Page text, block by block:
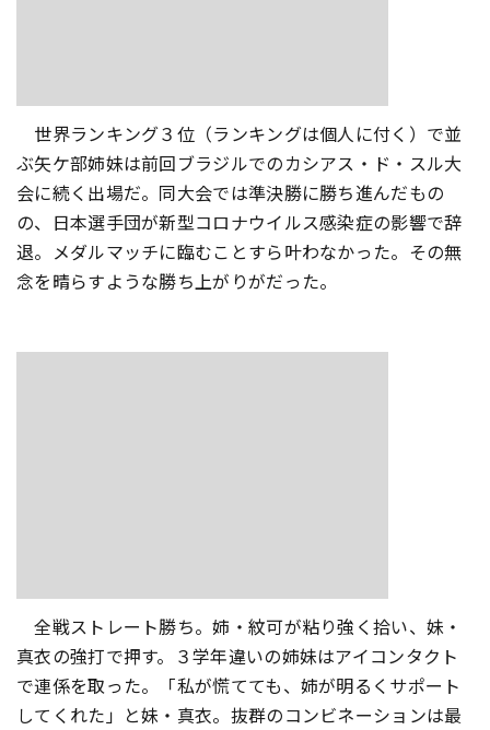
世界ランキング３位（ランキングは個人に付く）で並
ぶ矢ケ部姉妹は前回ブラジルでのカシアス・ド・スル大
会に続く出場だ。同大会では準決勝に勝ち進んだもの
の、日本選手団が新型コロナウイルス感染症の影響で辞
退。メダルマッチに臨むことすら叶わなかった。その無
念を晴らすような勝ち上がりがだった。
全戦ストレート勝ち。姉・紋可が粘り強く拾い、妹・
真衣の強打で押す。３学年違いの姉妹はアイコンタクト
で連係を取った。「私が慌てても、姉が明るくサポート
してくれた」と妹・真衣。抜群のコンビネーションは最